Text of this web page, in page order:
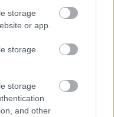
storage
or app.
storage
storage
and other